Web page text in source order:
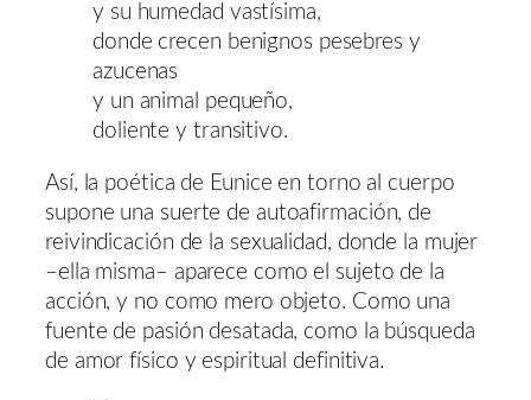
y su humedad vastísima,
donde crecen benignos pesebres y
azucenas
y un animal pequeño,
doliente y transitivo.
Así, la poética de Eunice en torno al cuerpo
supone una suerte de autoafirmación, de
reivindicación de la sexualidad, donde la mujer
–ella misma– aparece como el sujeto de la
acción, y no como mero objeto. Como una
fuente de pasión desatada, como la búsqueda
de amor físico y espiritual definitiva.